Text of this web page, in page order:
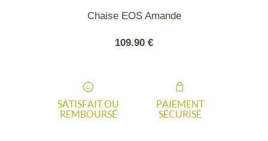
Chaise EOS Amande
109.90 €
SATISFAIT OU
REMBOURSÉ
PAIEMENT
SÉCURISÉ